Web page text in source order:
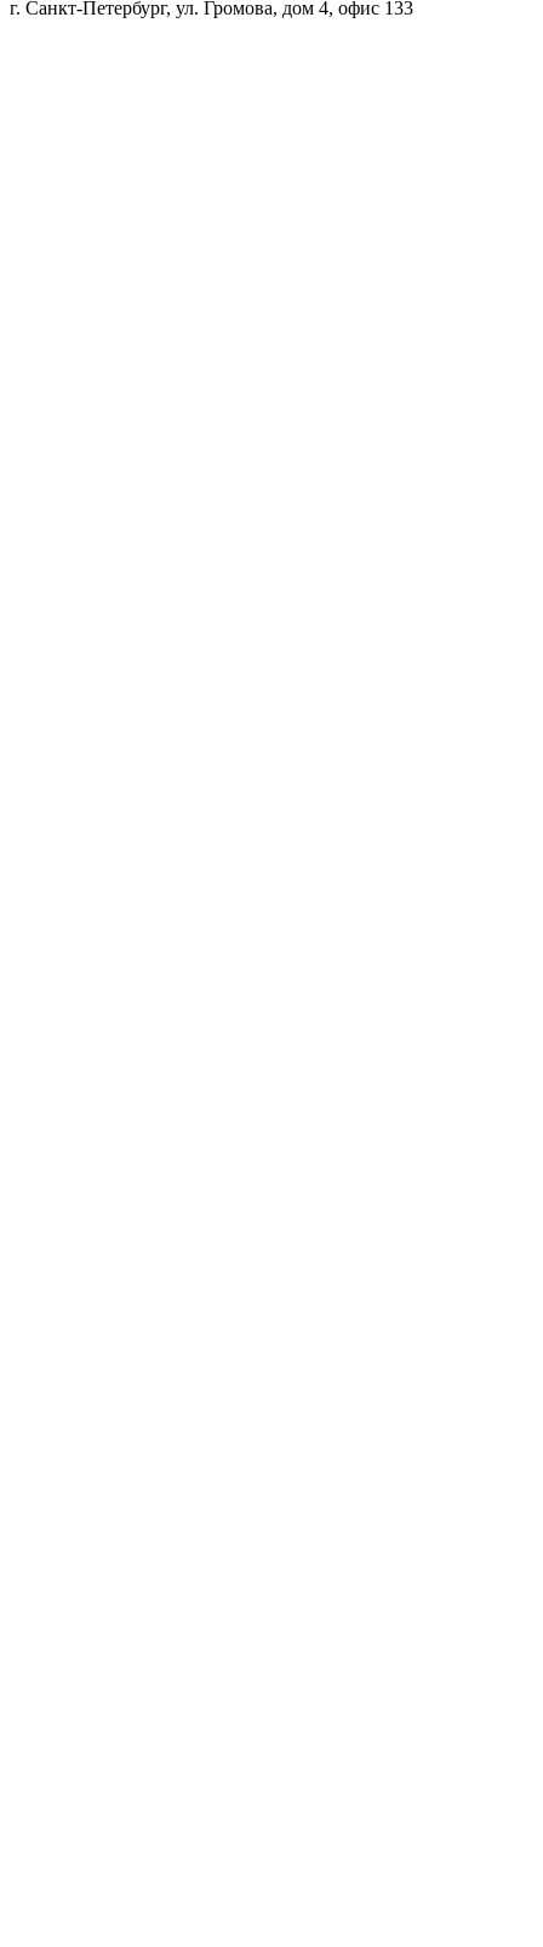
г. Санкт-Петербург, ул. Громова, дом 4, офис 133